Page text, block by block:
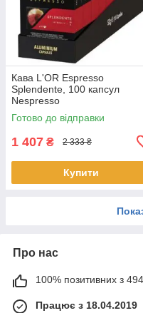
Кава L'OR Espresso
Splendente, 100 капсул
Nespresso
Готово до відправки
1 407 ₴ 2 333 ₴
Купити
Про нас
100% позитивних з 494
Працює з 18.04.2019